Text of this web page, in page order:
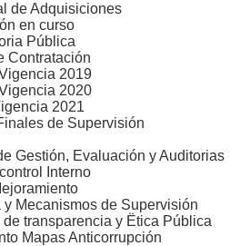
de Adquisiciones
en curso
Pública
Contratación
2019
2020
2021
de Supervisión
Gestión, Evaluación y Auditorias
Interno
Mecanismos de Supervisión
de transparencia y Ëtica Pública
Mapas Anticorrupción